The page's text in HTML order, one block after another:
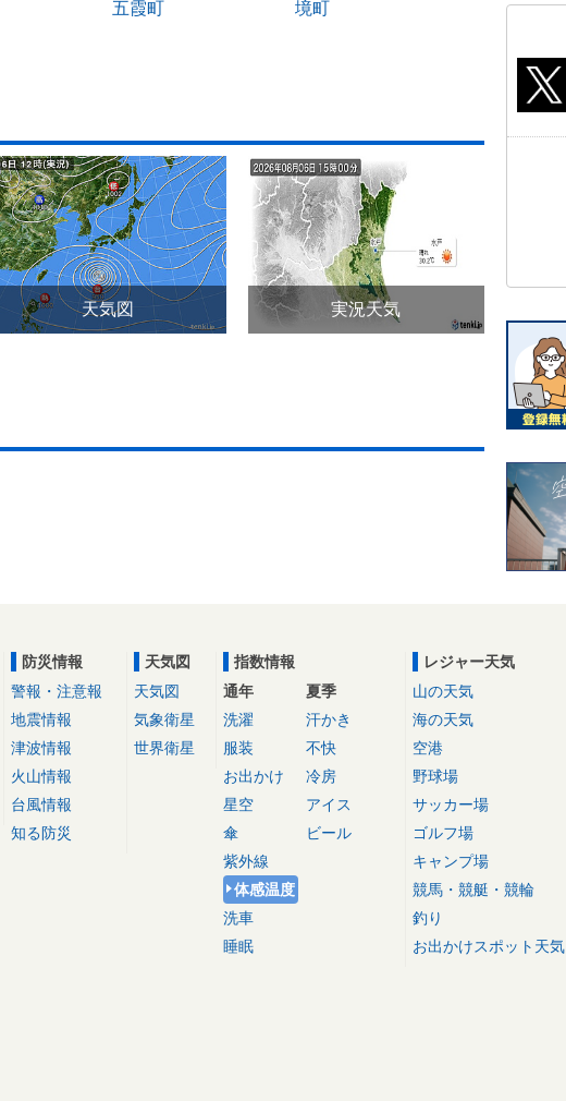
五霞町
境町
天気図 実況天気
防災情報
警報・注意報
地震情報
津波情報
火山情報
台風情報
知る防災
天気図
天気図
気象衛星
世界衛星
指数情報
通年
洗濯
服装
お出かけ
星空
傘
紫外線
体感温度
洗車
睡眠
夏季
汗かき
不快
冷房
アイス
ビール
レジャー天気
山の天気
海の天気
空港
野球場
サッカー場
ゴルフ場
キャンプ場
競馬・競艇・競輪
釣り
お出かけスポット天気